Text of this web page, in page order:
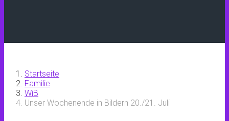
Startseite
Familie
WiB
Unser Wochenende in Bildern 20./21. Juli